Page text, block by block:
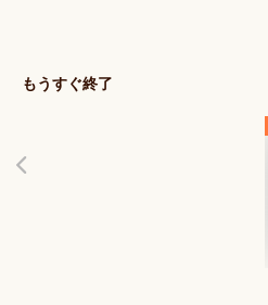
もうすぐ終了